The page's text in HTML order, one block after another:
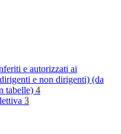
e autorizzati ai
e non dirigenti) (da
tabelle) 4
3